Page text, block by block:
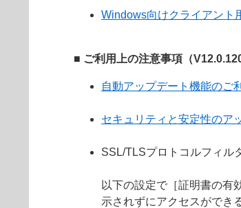
Windows向けクライアント
■ ご利用上の注意事項（
自動アップデート機能のご
セキュリティと安定性のア
SSL/TLSプロトコルフィル
以下の設定で［証明書の有
示されずにアクセスができ